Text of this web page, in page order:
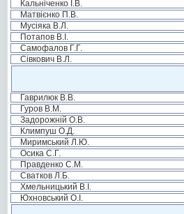
Кальніченко І.В.
Матвієнко П.В.
Мусіяка В.Л.
Потапов В.І.
Самофалов Г.Г.
Сівкович В.Л.
Гаврилюк В.В.
Гуров В.М.
Задорожній О.В.
Климпуш О.Д.
Миримський Л.Ю.
Осика С.Г.
Правденко С.М.
Сватков Л.Б.
Хмельницький В.І.
Юхновський О.І.